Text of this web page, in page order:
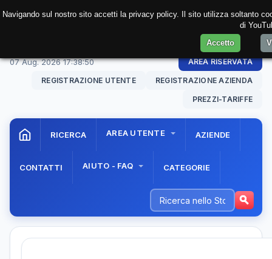
07 Aug. 202617:38:50 AREA RISERVATA
REGISTRAZIONE UTENTE REGISTRAZIONE AZIENDA
PREZZI-TARIFFE
RICERCA AREA UTENTE AZIENDE
CONTATTI AIUTO - FAQ CATEGORIE
Navigando sul nostro sito accetti la privacy policy. Il sito utilizza soltanto
di
Accetto